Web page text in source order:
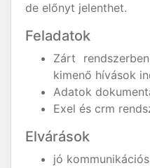
de előnyt jelenthet.
Feladatok
Zárt
kimenő hívások
Adatok
Exel és crm
Elvárások
jó